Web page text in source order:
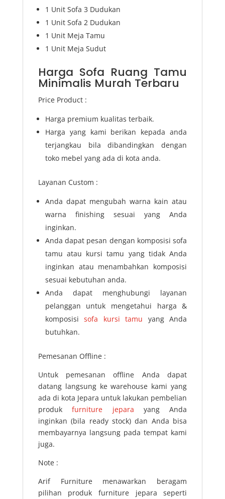
1 Unit Sofa 3 Dudukan
1 Unit Sofa 2 Dudukan
1 Unit Meja Tamu
1 Unit Meja Sudut
Harga Sofa Ruang Tamu
Minimalis Murah Terbaru
Price Product :
Harga premium kualitas terbaik.
Harga yang kami berikan kepada anda
terjangkau bila dibandingkan dengan
toko mebel yang ada di kota anda.
Layanan Custom :
Anda dapat mengubah warna kain atau
warna finishing sesuai yang Anda
inginkan.
Anda dapat pesan dengan komposisi sofa
tamu atau kursi tamu yang tidak Anda
inginkan atau menambahkan komposisi
sesuai kebutuhan anda.
Anda dapat menghubungi layanan
pelanggan untuk mengetahui harga &
komposisisofa kursi tamu yang Anda
butuhkan.
Pemesanan Offline :
Untuk pemesanan offline Anda dapat
datang langsung ke warehouse kami yang
ada di kota Jepara untuk lakukan pembelian
produkfurniture jepara yang Anda
inginkan (bila ready stock) dan Anda bisa
membayarnya langsung pada tempat kami
juga.
Note :
Arif Furniture menawarkan beragam
pilihan produk furniture jepara seperti